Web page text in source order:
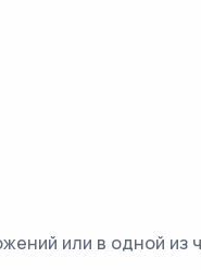
или в одной из